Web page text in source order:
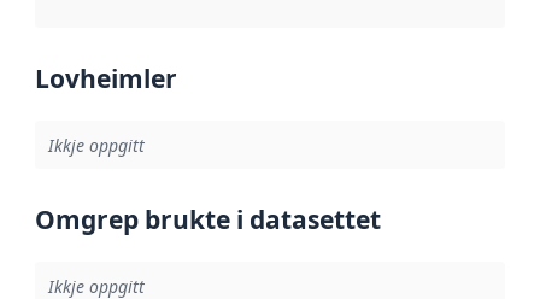
Lovheimler
Ikkje oppgitt
Omgrep brukte i datasettet
Ikkje oppgitt